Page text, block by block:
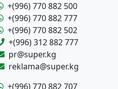
+(996) 770 882 500
+(996) 770 882 777
+(996) 770 882 502
+(996) 312 882 777
pr@super.kg
reklama@super.kg
+(996) 770 882 707